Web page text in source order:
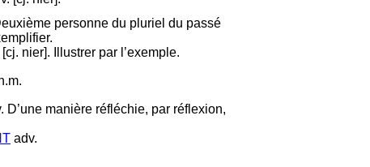
personne du pluriel du passé
[cj. nier]. Illustrer par l’exemple.
D’une manière réfléchie, par réflexion,
adv.